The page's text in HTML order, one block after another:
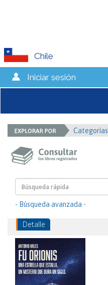
Chile
Iniciar sesión
Categorías
- Búsqueda avanzada -
Detalle